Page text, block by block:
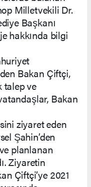
Milletvekili Dr.
Başkanı
hakkında bilgi
Bakan Çiftçi,
talep ve
Bakan
ziyaret eden
Şahin’den
planlanan
Ziyaretin
Çiftçi’ye 2021